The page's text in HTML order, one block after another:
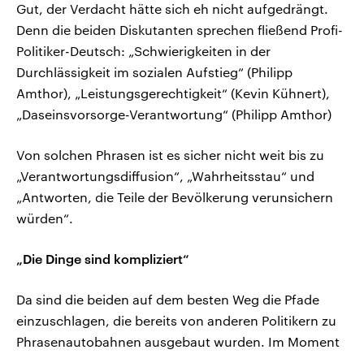
Gut, der Verdacht hätte sich eh nicht aufgedrängt.
Denn die beiden Diskutanten sprechen fließend Profi-
Politiker-Deutsch: „Schwierigkeiten in der
Durchlässigkeit im sozialen Aufstieg“ (Philipp
Amthor), „Leistungsgerechtigkeit“ (Kevin Kühnert),
„Daseinsvorsorge-Verantwortung“ (Philipp Amthor)
Von solchen Phrasen ist es sicher nicht weit bis zu
„Verantwortungsdiffusion“, „Wahrheitsstau“ und
„Antworten, die Teile der Bevölkerung verunsichern
würden“.
„Die Dinge sind kompliziert“
Da sind die beiden auf dem besten Weg die Pfade
einzuschlagen, die bereits von anderen Politikern zu
Phrasenautobahnen ausgebaut wurden. Im Moment